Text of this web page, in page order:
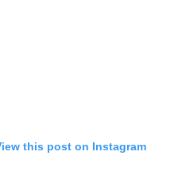
this post on Instagram